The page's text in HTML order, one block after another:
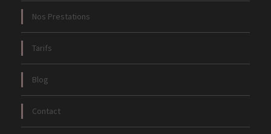
Nos Prestations
Tarifs
Blog
Contact